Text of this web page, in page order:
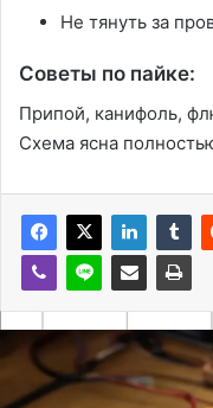
Не тянуть за
Советы по пайке:
Припой, канифоль,
Схема ясна